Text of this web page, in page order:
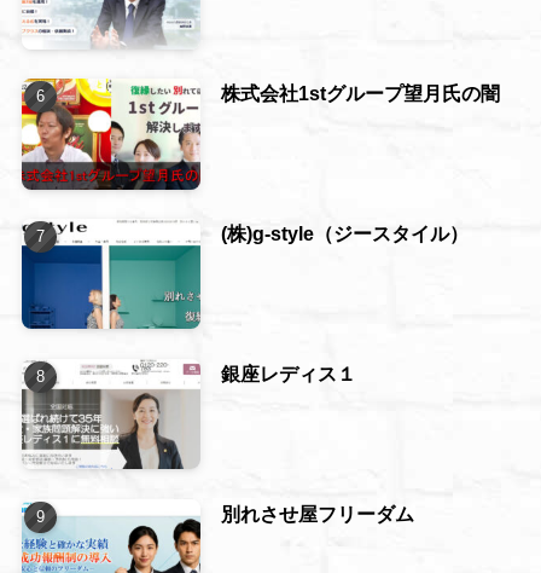
株式会社1stグループ望月氏の闇
(株)g-style（ジースタイル）
銀座レディス１
別れさせ屋フリーダム